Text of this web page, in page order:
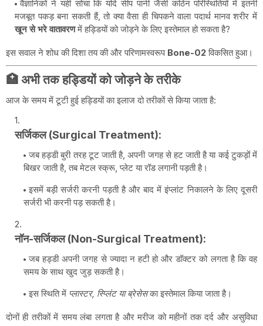
वैज्ञानिकों ने यही सोचा कि यदि सीप पानी जैसी कठिन परिस्थितियों में इतनी
मजबूत पकड़ बना सकती हैं, तो क्या वैसा ही चिपकने वाला पदार्थ मानव शरीर में
खून से भरे वातावरणमें हड्डियों को जोड़ने के लिए इस्तेमाल हो सकता है?
इस सवाल ने शोध की दिशा तय की और परिणामस्वरूप Bone-02विकसित हुआ।
🏥 अभी तक हड्डियों को जोड़ने के तरीके
आज के समय में टूटी हुई हड्डियों का इलाज दो तरीकों से किया जाता है:
सर्जिकल (Surgical Treatment):
जब हड्डी बुरी तरह टूट जाती है, अपनी जगह से हट जाती है या कई टुकड़ों में
बिखर जाती है, तब मेटल स्क्रू, प्लेट या रॉड लगानी पड़ती है।
इसमें बड़ी सर्जरी करनी पड़ती है और बाद में इंप्लांट निकालने के लिए दूसरी
सर्जरी भी करनी पड़ सकती है।
नॉन-सर्जिकल (Non-Surgical Treatment):
जब हड्डी अपनी जगह से ज्यादा न हटी हो और डॉक्टर को लगता है कि वह
समय के साथ खुद जुड़ सकती है।
इस स्थिति में प्लास्टर, स्प्लिंट या ब्रेसेसका इस्तेमाल किया जाता है।
दोनों ही तरीकों में समय लंबा लगता है और मरीज को महीनों तक दर्द और असुविधा